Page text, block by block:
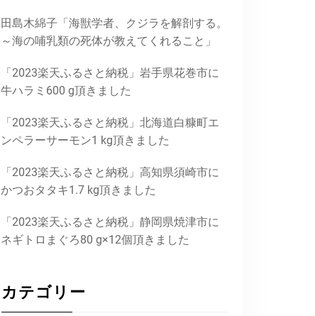
田島木綿子「海獣学者、クジラを解剖する。
～海の哺乳類の死体が教えてくれること」
「2023楽天ふるさと納税」岩手県花巻市に
牛ハラミ600 g頂きました
「2023楽天ふるさと納税」北海道白糠町エ
ンペラーサーモン1 kg頂きました
「2023楽天ふるさと納税」高知県須崎市に
かつおタタキ1.7 kg頂きました
「2023楽天ふるさと納税」静岡県焼津市に
ネギトロまぐろ80 g×12個頂きました
カテゴリー